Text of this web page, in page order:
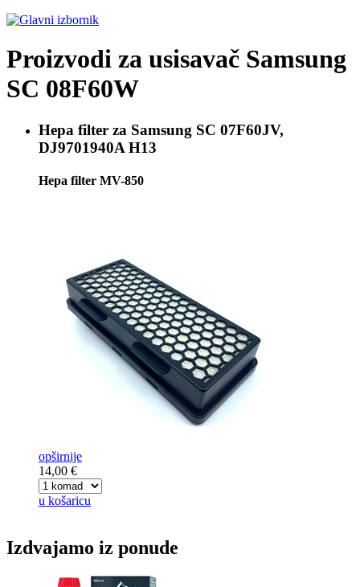
Proizvodi za usisavač Samsung
SC 08F60W
Hepa filter za Samsung SC 07F60JV,
DJ9701940A H13
Hepa filter MV-850
opširnije
14,00 €
u košaricu
Izdvajamo iz ponude